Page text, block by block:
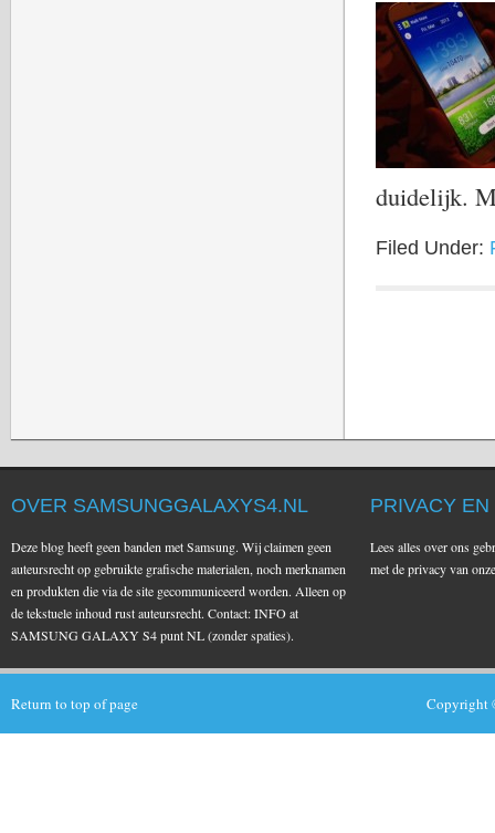
duidelijk.
Filed Under:
OVER SAMSUNGGALAXYS4.NL
Deze blog heeft geen banden met Samsung. Wij claimen geen
auteursrecht op gebruikte grafische materialen, noch merknamen
en produkten die via de site gecommuniceerd worden. Alleen op
de tekstuele inhoud rust auteursrecht. Contact: INFO at
SAMSUNG GALAXY S4 punt NL (zonder spaties).
PRIVACY
Lees alles over ons
met de privacy van
Return to top of page Copyright